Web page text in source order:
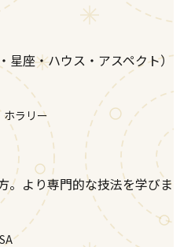
星座・ハウス・アスペクト）
ホラリー
。より専門的な技法を学びま